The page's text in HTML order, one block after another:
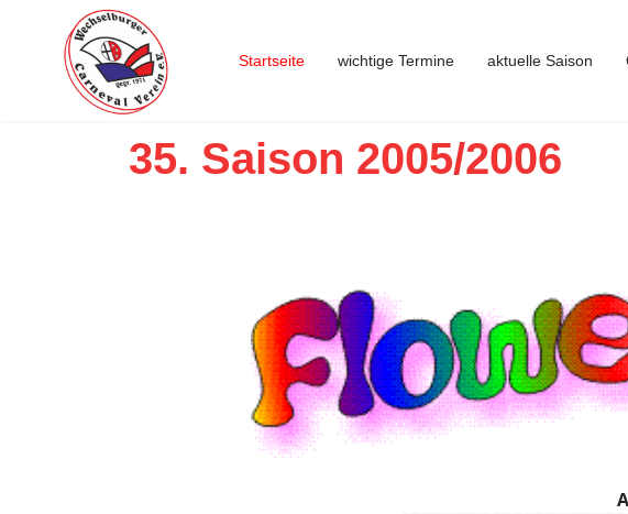
Startseite wichtige Termine aktuelle Saison
35. Saison 2005/2006